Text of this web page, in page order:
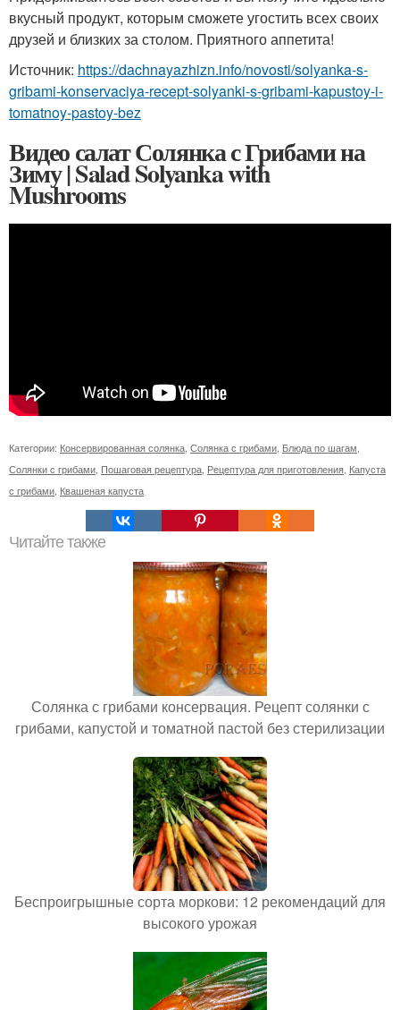
вкусный продукт, которым сможете угостить всех своих
друзей и близких за столом. Приятного аппетита!
Источник: https://dachnayazhizn.info/novosti/solyanka-s-
gribami-konservaciya-recept-solyanki-s-gribami-kapustoy-i-
tomatnoy-pastoy-bez
Видео салат Солянка с Грибами на
Зиму | Salad Solyanka with
Mushrooms
Категории: Консервированная солянка, Солянка с грибами, Блюда по шагам,
Солянки с грибами, Пошаговая рецептура, Рецептура для приготовления, Капуста
с грибами, Квашеная капуста
Читайте также
Солянка с грибами консервация. Рецепт солянки с
грибами, капустой и томатной пастой без стерилизации
Беспроигрышные сорта моркови: 12 рекомендаций для
высокого урожая